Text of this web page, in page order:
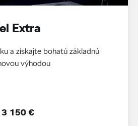
Extra
a získajte bohatú základnú
výhodou
3 150 €